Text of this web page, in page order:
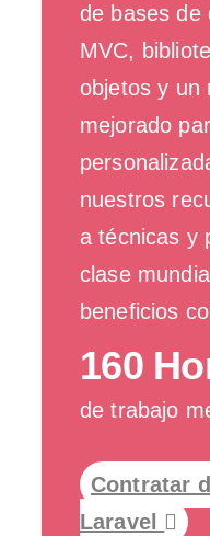
de bases de
MVC,
objetos y un
mejorado
nuestros
a técnicas y
clase
beneficios
160
de trabajo
Contratar
Laravel